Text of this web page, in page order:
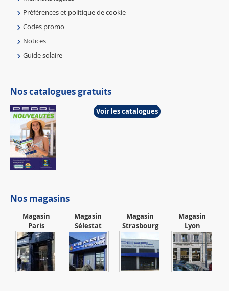
Préférences et politique de cookie
Codes promo
Notices
Guide solaire
Nos catalogues gratuits
Voir les catalogues
Nos magasins
Magasin
Paris
Magasin
Sélestat
Magasin
Strasbourg
Magasin
Lyon